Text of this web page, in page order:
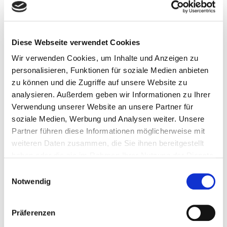
Diese Webseite verwendet Cookies
Wir verwenden Cookies, um Inhalte und Anzeigen zu
personalisieren, Funktionen für soziale Medien anbieten
zu können und die Zugriffe auf unsere Website zu
analysieren. Außerdem geben wir Informationen zu Ihrer
Verwendung unserer Website an unsere Partner für
soziale Medien, Werbung und Analysen weiter. Unsere
Partner führen diese Informationen möglicherweise mit
weiteren Daten zusammen, die Sie ihnen bereitgestellt
Notwendig
Präferenzen
Schiebeläden aus Holz und
Aluminium
Die Schiebeläden bietenzahlreiche Design-
und Materialvarianten. Pflegeleichte Design-
– passen Sie den Außenbereich an Ihren